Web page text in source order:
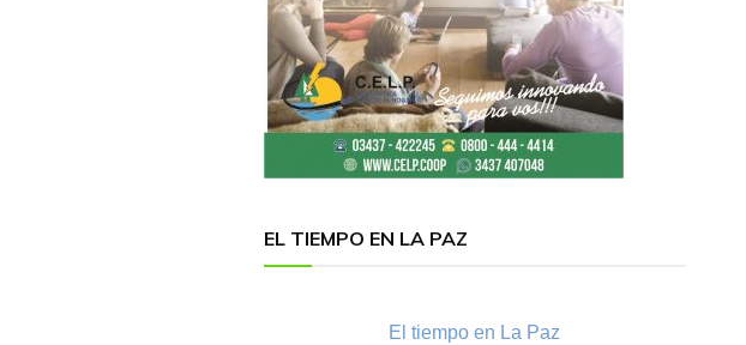
EL TIEMPO EN LA PAZ
El tiempo en La Paz